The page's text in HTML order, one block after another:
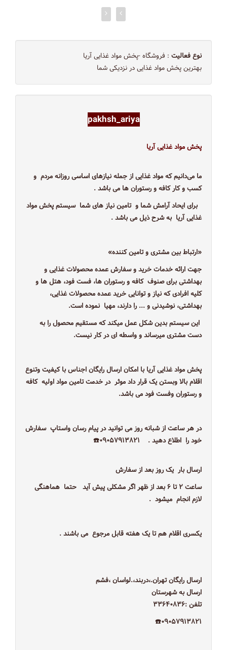
نوع فعالیت : فروشگاه -پخش مواد غذایی آریا
بهترین پخش مواد غذایی در نزدیکی شما
pakhsh_ariya
پخش مواد غذایی آریا
ما می‌دانیم که مواد غذایی از جمله نیازهای اساسی روزانه مردم و
کسب و کار کافه و رستوران ها می باشد .
برای ایحاد آرامش شما و تامین نیاز های شما سیستم پخش مواد
غذایی آریا به شرح ذیل می باشد .
«ارتباط بین مشتری و تامین کننده»
جهت ارائه خدمات خرید و سفارش عمده محصولات غذایی و
بهداشتی برای صنوف کافه و رستوران ها، فست فود، هتل ها و
کلیه افرادی که نیاز و توانایی خرید عمده محصولات غذایی،
بهداشتی، نوشیدنی و ... را دارند، مهیا نموده است.
این سیستم بدین شکل عمل میکند که مستقیم محصول را به
دست مشتری میرساند و واسطه ای در کار نیست.
پخش مواد غذایی آریا با امکان ارسال رایگان اجناس با کیفیت وتنوع
اقلام بالا وبستن یک قرار داد موثر در خدمت تامین مواد اولیه کافه
و رستوران وفست فود می باشد.
در هر ساعت از شبانه روز می توانید در پیام رسان واستاپ سفارش
خود را اطلاع دهید . ۰۹۰۵۷۹۱۳۸۲۱☎️
ارسال بار یک روز بعد از سفارش
ساعت ۲ تا ۶ بعد از ظهر اگر مشکلی پیش آید حتما هماهنگی
لازم انجام میشود .
یکسری اقلام هم تا یک هفته قابل مرجوع می باشند .
ارسال رایگان تهران.،دربند،.لواسان ،فشم
ارسال به شهرستان
تلفن :۳۳۶۴۰۸۳۶
۰۹۰۵۷۹۱۳۸۲۱☎️